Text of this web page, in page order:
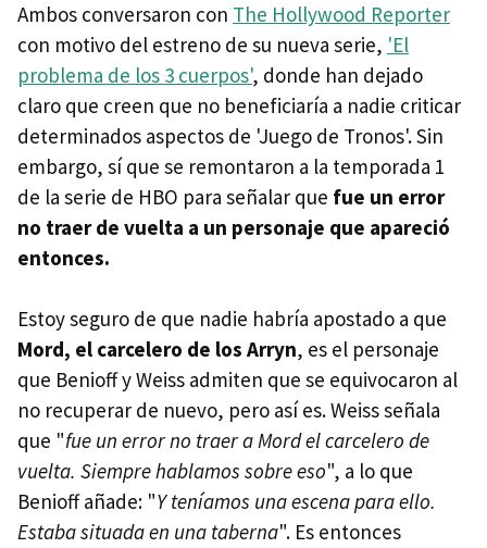
Ambos conversaron con The Hollywood Reporter
con motivo del estreno de su nueva serie, 'El
problema de los 3 cuerpos', donde han dejado
claro que creen que no beneficiaría a nadie criticar
determinados aspectos de 'Juego de Tronos'. Sin
embargo, sí que se remontaron a la temporada 1
de la serie de HBO para señalar que fue un error
no traer de vuelta a un personaje que apareció
entonces.
Estoy seguro de que nadie habría apostado a que
Mord, el carcelero de los Arryn, es el personaje
que Benioff y Weiss admiten que se equivocaron al
no recuperar de nuevo, pero así es. Weiss señala
que "fue un error no traer a Mord el carcelero de
vuelta. Siempre hablamos sobre eso", a lo que
Benioff añade: "Y teníamos una escena para ello.
Estaba situada en una taberna". Es entonces